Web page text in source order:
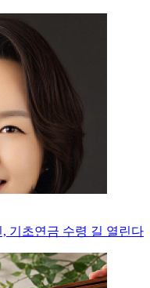
기초연금 수령 길 열린다